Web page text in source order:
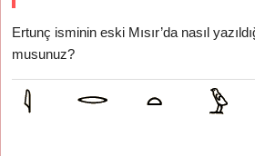
Ertunç isminin eski Mısır’da nasıl
musunuz?